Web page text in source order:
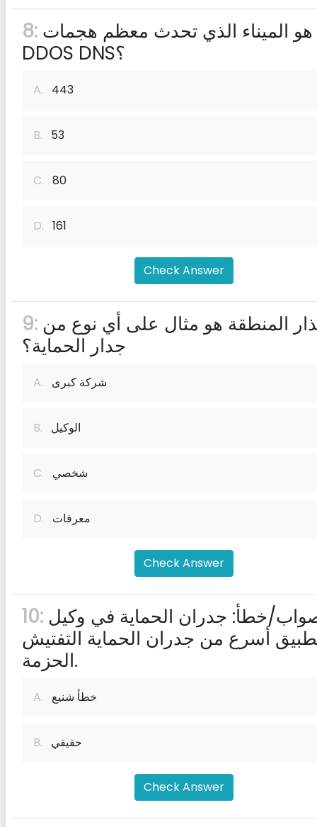
8:
DDOS DNS؟
A. 443
B. 53
C. 80
D. 161
Check Answer
9:
جدار الحماية؟
A. شركة كبرى
B. الوكيل
C. شخصي
D. معرفات
Check Answer
10:
أسرع من جدران الحماية التفتيش
الحزمة.
A. خطأ شنيع
B. حقيقي
Check Answer